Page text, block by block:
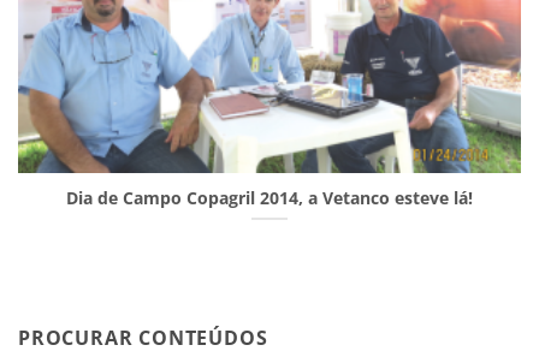
Dia de Campo Copagril 2014, a Vetanco esteve lá!
PROCURAR CONTEÚDOS